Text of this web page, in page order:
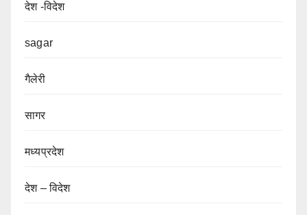
देश -विदेश
sagar
गैलेरी
सागर
मध्यप्रदेश
देश – विदेश